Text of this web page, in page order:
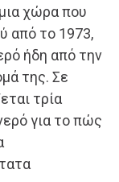
χώρα που
από το 1973,
ήδη από την
της. Σε
τρία
για το πώς